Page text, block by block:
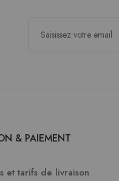
& PAIEMENT
et tarifs de livraison